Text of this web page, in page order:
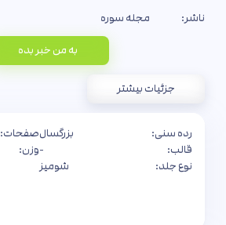
ناشر:
مجله سوره
به من خبر بده
جزئیات بیشتر
رده سنی:
بزرگسال
قالب:
-
نوع جلد:
شومیز
صفحات:
وزن: